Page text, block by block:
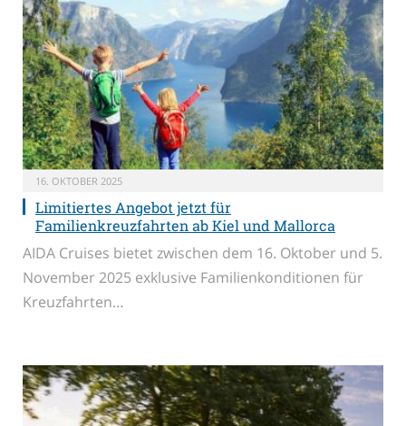
16. OKTOBER 2025
Limitiertes Angebot jetzt für
Familienkreuzfahrten ab Kiel und Mallorca
AIDA Cruises bietet zwischen dem 16. Oktober und 5.
November 2025 exklusive Familienkonditionen für
Kreuzfahrten…